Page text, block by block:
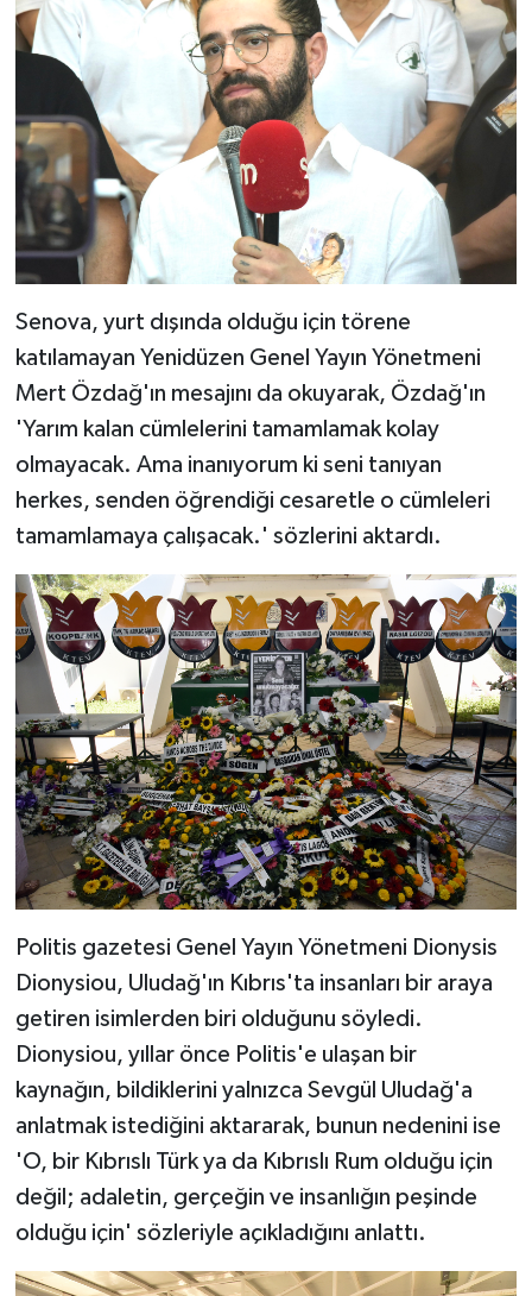
Senova, yurt dışında olduğu için törene
katılamayan Yenidüzen Genel Yayın Yönetmeni
Mert Özdağ'ın mesajını da okuyarak, Özdağ'ın
'Yarım kalan cümlelerini tamamlamak kolay
olmayacak. Ama inanıyorum ki seni tanıyan
herkes, senden öğrendiği cesaretle o cümleleri
tamamlamaya çalışacak.' sözlerini aktardı.
Politis gazetesi Genel Yayın Yönetmeni Dionysis
Dionysiou, Uludağ'ın Kıbrıs'ta insanları bir araya
getiren isimlerden biri olduğunu söyledi.
Dionysiou, yıllar önce Politis'e ulaşan bir
kaynağın, bildiklerini yalnızca Sevgül Uludağ'a
anlatmak istediğini aktararak, bunun nedenini ise
'O, bir Kıbrıslı Türk ya da Kıbrıslı Rum olduğu için
değil; adaletin, gerçeğin ve insanlığın peşinde
olduğu için' sözleriyle açıkladığını anlattı.